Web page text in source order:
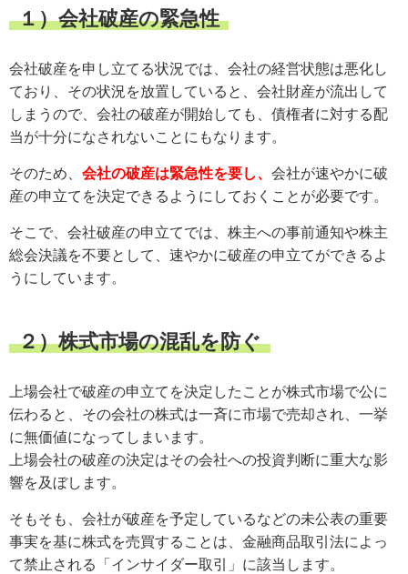
１）会社破産の緊急性
会社破産を申し立てる状況では、会社の経営状態は悪化し
ており、その状況を放置していると、会社財産が流出して
しまうので、会社の破産が開始しても、債権者に対する配
当が十分になされないことにもなります。
そのため、 会社の破産は緊急性を要し、 会社が速やかに破
産の申立てを決定できるようにしておくことが必要です。
そこで、会社破産の申立てでは、株主への事前通知や株主
総会決議を不要として、速やかに破産の申立てができるよ
うにしています。
２）株式市場の混乱を防ぐ
上場会社で破産の申立てを決定したことが株式市場で公に
伝わると、その会社の株式は一斉に市場で売却され、一挙
に無価値になってしまいます。
上場会社の破産の決定はその会社への投資判断に重大な影
響を及ぼします。
そもそも、会社が破産を予定しているなどの未公表の重要
事実を基に株式を売買することは、金融商品取引法によっ
て禁止される「インサイダー取引」に該当します。